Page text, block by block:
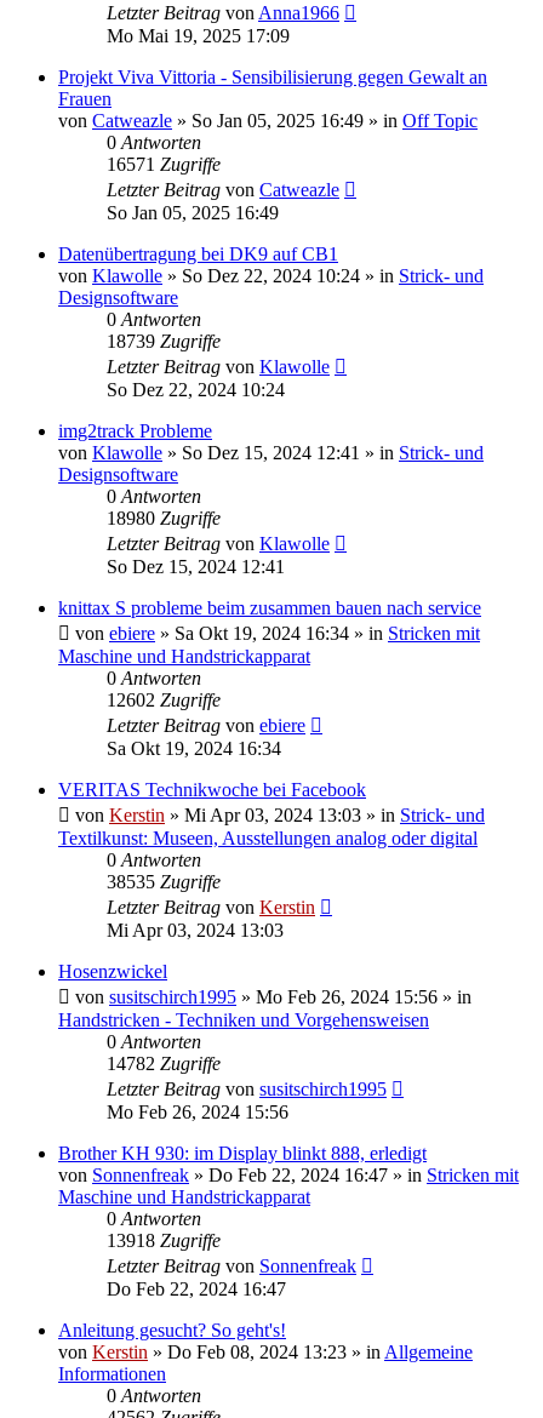
Letzter Beitrag von Anna1966
Mo Mai 19, 2025 17:09
Projekt Viva Vittoria - Sensibilisierung gegen Gewalt an
Frauen
von Catweazle » So Jan 05, 2025 16:49 » in Off Topic
0 Antworten
16571 Zugriffe
Letzter Beitrag von Catweazle
So Jan 05, 2025 16:49
Datenübertragung bei DK9 auf CB1
von Klawolle » So Dez 22, 2024 10:24 » in Strick- und
Designsoftware
0 Antworten
18739 Zugriffe
Letzter Beitrag von Klawolle
So Dez 22, 2024 10:24
img2track Probleme
von Klawolle » So Dez 15, 2024 12:41 » in Strick- und
Designsoftware
0 Antworten
18980 Zugriffe
Letzter Beitrag von Klawolle
So Dez 15, 2024 12:41
knittax S probleme beim zusammen bauen nach service
von ebiere » Sa Okt 19, 2024 16:34 » in Stricken mit
Maschine und Handstrickapparat
0 Antworten
12602 Zugriffe
Letzter Beitrag von ebiere
Sa Okt 19, 2024 16:34
VERITAS Technikwoche bei Facebook
von Kerstin » Mi Apr 03, 2024 13:03 » in Strick- und
Textilkunst: Museen, Ausstellungen analog oder digital
0 Antworten
38535 Zugriffe
Letzter Beitrag von Kerstin
Mi Apr 03, 2024 13:03
Hosenzwickel
von susitschirch1995 » Mo Feb 26, 2024 15:56 » in
Handstricken - Techniken und Vorgehensweisen
0 Antworten
14782 Zugriffe
Letzter Beitrag von susitschirch1995
Mo Feb 26, 2024 15:56
Brother KH 930: im Display blinkt 888, erledigt
von Sonnenfreak » Do Feb 22, 2024 16:47 » in Stricken mit
Maschine und Handstrickapparat
0 Antworten
13918 Zugriffe
Letzter Beitrag von Sonnenfreak
Do Feb 22, 2024 16:47
Anleitung gesucht? So geht's!
von Kerstin » Do Feb 08, 2024 13:23 » in Allgemeine
Informationen
0 Antworten